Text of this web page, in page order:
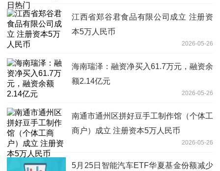
江西省郑谷君食品有限公司成立 注册资
本5万人民币
2026-05-26
海南瑞泽：融资净买入61.7万元，融资余
额2.14亿元
2026-05-26
南通市通州区拼好豆手工制作馆（个体工
商户）成立 注册资本5万人民币
2026-05-26
5月25日智能汽车ETF华夏基金份额减少